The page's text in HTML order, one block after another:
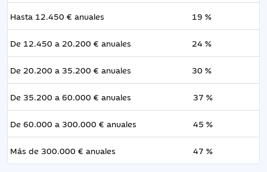
Hasta 12.450 € anuales 19 %
De 12.450 a 20.200 € anuales 24 %
De 20.200 a 35.200 € anuales 30 %
De 35.200 a 60.000 € anuales 37 %
De 60.000 a 300.000 € anuales 45 %
Más de 300.000 € anuales 47 %